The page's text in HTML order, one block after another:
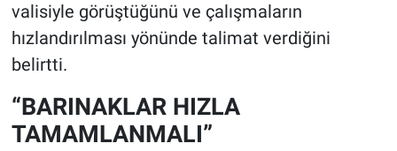
valisiyle görüştüğünü ve çalışmaların
hızlandırılması yönünde talimat verdiğini
belirtti.
“BARINAKLAR HIZLA
TAMAMLANMALI”